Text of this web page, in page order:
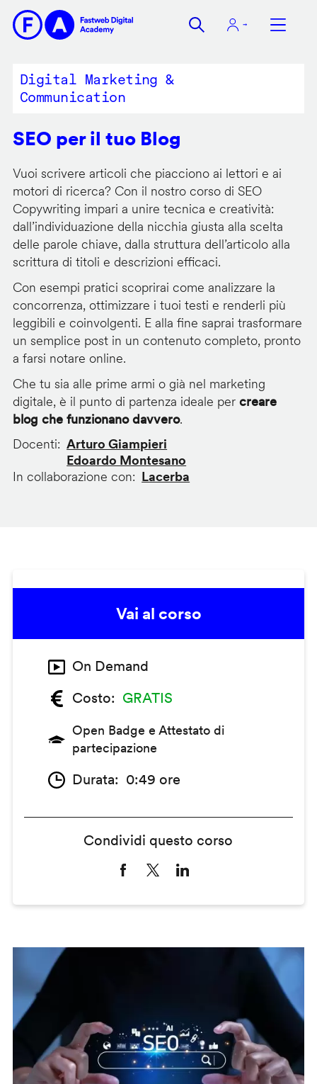
contenuto
Digital Marketing &
Communication
SEO per il tuo Blog
Vuoi scrivere articoli che piacciono ai lettori e ai
motori di ricerca? Con il nostro corso di SEO
Copywriting impari a unire tecnica e creatività:
dall’individuazione della nicchia giusta alla scelta
delle parole chiave, dalla struttura dell’articolo alla
scrittura di titoli e descrizioni efficaci.
Con esempi pratici scoprirai come analizzare la
concorrenza, ottimizzare i tuoi testi e renderli più
leggibili e coinvolgenti. E alla fine saprai trasformare
un semplice post in un contenuto completo, pronto
a farsi notare online.
Che tu sia alle prime armi o già nel marketing
digitale, è il punto di partenza ideale per creare
blog che funzionano davvero.
Docenti
Arturo Giampieri
Edoardo Montesano
In collaborazione con
Lacerba
Vai al corso
On Demand
Costo
GRATIS
Open Badge e Attestato di
partecipazione
Durata 0:49 ore
Condividi questo corso